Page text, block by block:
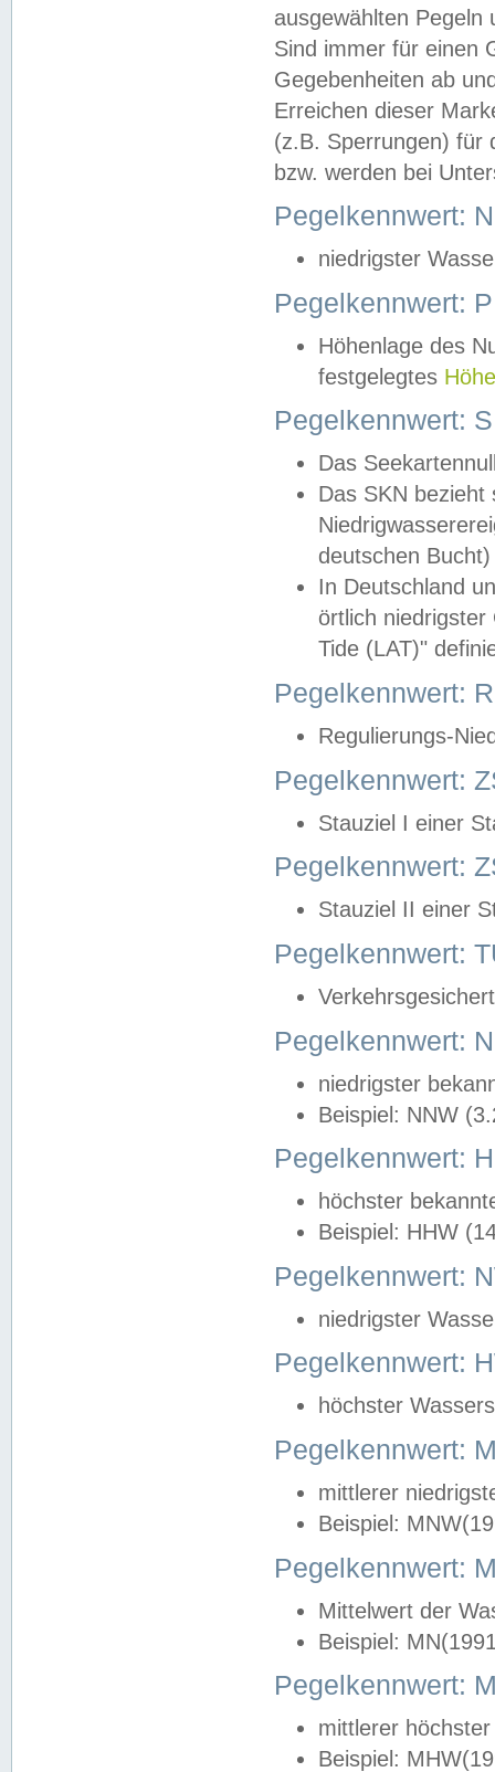
ausgewählten
Sind immer für einen
Gegebenheiten ab
Erreichen dieser
(z.B. Sperrungen) für
bzw. werden bei
Pegelkennwert:
niedrigster
Pegelkennwert:
Höhenlage des
festgelegtes
Pegelkennwert:
Das
Das SKN
deutschen
In Deutschland
örtlich
Tide (LAT)"
Pegelkennwert:
Regulierungs-
Pegelkennwert:
Stauziel I einer
Pegelkennwert:
Stauziel II einer
Pegelkennwert:
Pegelkennwert:
niedrigster
Beispiel: NNW
Pegelkennwert:
höchster
Beispiel: HHW
Pegelkennwert:
niedrigster
Pegelkennwert:
höchster
Pegelkennwert:
mittlerer
Beispiel:
Pegelkennwert:
Mittelwert der
Beispiel:
Pegelkennwert:
mittlerer
Beispiel: